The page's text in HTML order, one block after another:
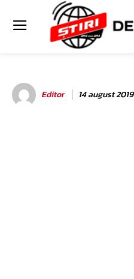
Editor 14 august 2019